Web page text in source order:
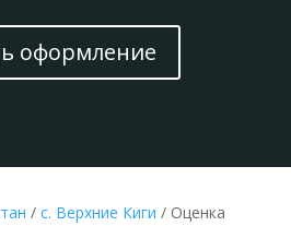
оформление
/ с. Верхние Киги / Оценка